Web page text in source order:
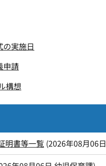
の実施日
申請
構想
明書等一覧 (2026年08月06日